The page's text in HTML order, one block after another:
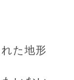
た地形